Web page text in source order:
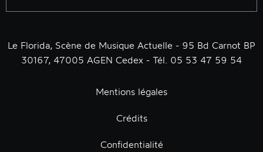
Le Florida, Scène de Musique Actuelle - 95 Bd Carnot BP
30167, 47005 AGEN Cedex - Tél. 05 53 47 59 54
Mentions légales
Crédits
Confidentialité